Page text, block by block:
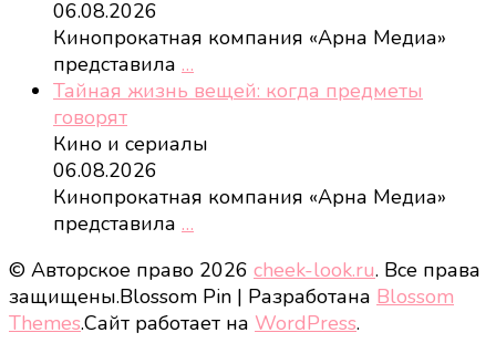
06.08.2026
Кинопрокатная компания «Арна Медиа»
представила …
Тайная жизнь вещей: когда предметы
говорят
Кино и сериалы
06.08.2026
Кинопрокатная компания «Арна Медиа»
представила …
© Авторское право 2026 cheek-look.ru. Все права
защищены.Blossom Pin | Разработана Blossom
Themes.Сайт работает на WordPress.